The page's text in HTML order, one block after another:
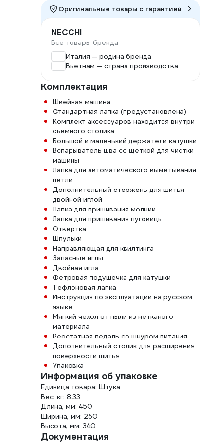
Оригинальные товары c гарантией
NECCHI
Все товары бренда
Италия — родина бренда
Вьетнам — страна производства
Комплектация
Швейная машина
Стандартная лапка (предустановлена)
Комплект аксессуаров находится внутри
съемного столика
Большой и маленький держатели катушки
Вспарыватель шва со щеткой для чистки
машины
Лапка для автоматического выметывания
петли
Дополнительный стержень для шитья
двойной иглой
Лапка для пришивания молнии
Лапка для пришивания пуговицы
Отвертка
Шпульки
Направляющая для квилтинга
Запасные иглы
Двойная игла
Фетровая подушечка для катушки
Тефлоновая лапка
Инструкция по эксплуатации на русском
языке
Мягкий чехол от пыли из нетканого
материала
Реостатная педаль со шнуром питания
Дополнительный столик для расширения
поверхности шитья
Упаковка
Информация об упаковке
Единица товара: Штука
Вес, кг: 8.33
Длина, мм: 450
Ширина, мм: 250
Высота, мм: 340
Документация